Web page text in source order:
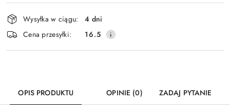
Dostępność
i
dostawa
Wysyłka w ciągu:
4 dni
Cena przesyłki:
16.5
OPIS PRODUKTU OPINIE (0) ZADAJ PYTANIE